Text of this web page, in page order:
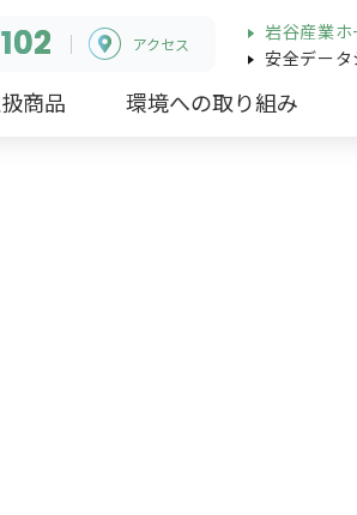
アクセス
岩谷産業
安全データ
商品 環境への取り組み